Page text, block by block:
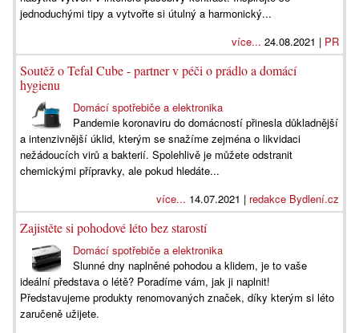
jednoduchými tipy a vytvořte si útulný a harmonický...
více... 24.08.2021 | PR
Soutěž o Tefal Cube - partner v péči o prádlo a domácí
hygienu
Domácí spotřebiče a elektronika
Pandemie koronaviru do domácností přinesla důkladnější
a intenzivnější úklid, kterým se snažíme zejména o likvidaci
nežádoucích virů a bakterií. Spolehlivě je můžete odstranit
chemickými přípravky, ale pokud hledáte...
více... 14.07.2021 | redakce Bydlení.cz
Zajistěte si pohodové léto bez starostí
Domácí spotřebiče a elektronika
Slunné dny naplněné pohodou a klidem, je to vaše
ideální představa o létě? Poradíme vám, jak ji naplnit!
Představujeme produkty renomovaných značek, díky kterým si léto
zaručeně užijete.